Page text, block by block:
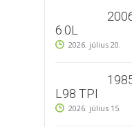
6.0L
2026. július 20.
L98 TPI
2026. július 15.